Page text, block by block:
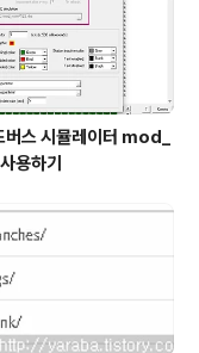
니
버스 시뮬레이터 mod_
용하기